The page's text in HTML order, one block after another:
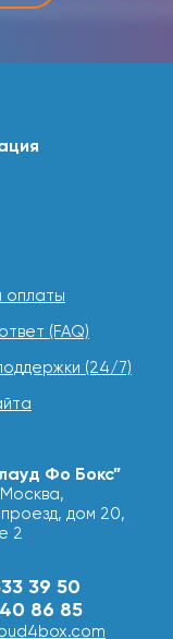
оплаты
(FAQ)
(24/7)
Фо Бокс”
Москва,
дом 20,
2
39 50
86 85